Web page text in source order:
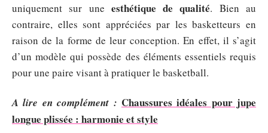
uniquement sur une esthétique de qualité. Bien au
contraire, elles sont appréciées par les basketteurs en
raison de la forme de leur conception. En effet, il s’agit
d’un modèle qui possède des éléments essentiels requis
pour une paire visant à pratiquer le basketball.
A lire en complément : Chaussures idéales pour jupe
longue plissée : harmonie et style